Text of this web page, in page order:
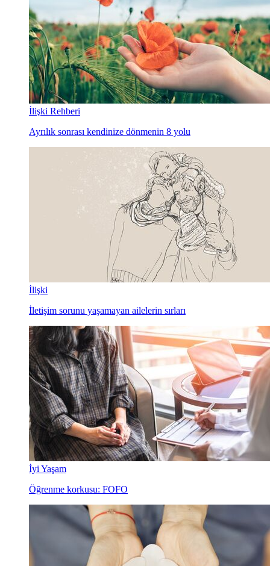
İlişki Rehberi
Ayrılık sonrası kendinize dönmenin 8 yolu
İlişki
İletişim sorunu yaşamayan ailelerin sırları
İyi Yaşam
Öğrenme korkusu: FOFO